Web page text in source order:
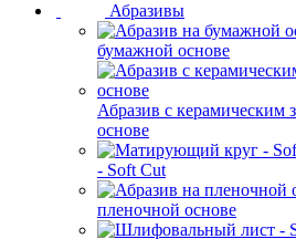
Абразивы
бумажной основе
Абразив с керамическим
основе
- Soft Cut
пленочной основе